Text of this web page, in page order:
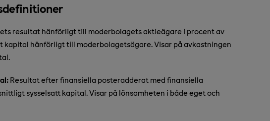
resultat hänförligt till moderbolagets aktieägare i procent av
kapital hänförligt till moderbolagetsägare. Visar på avkastningen
Resultat efter finansiella posteradderat med finansiella
sysselsatt kapital. Visar på lönsamheten i både eget och